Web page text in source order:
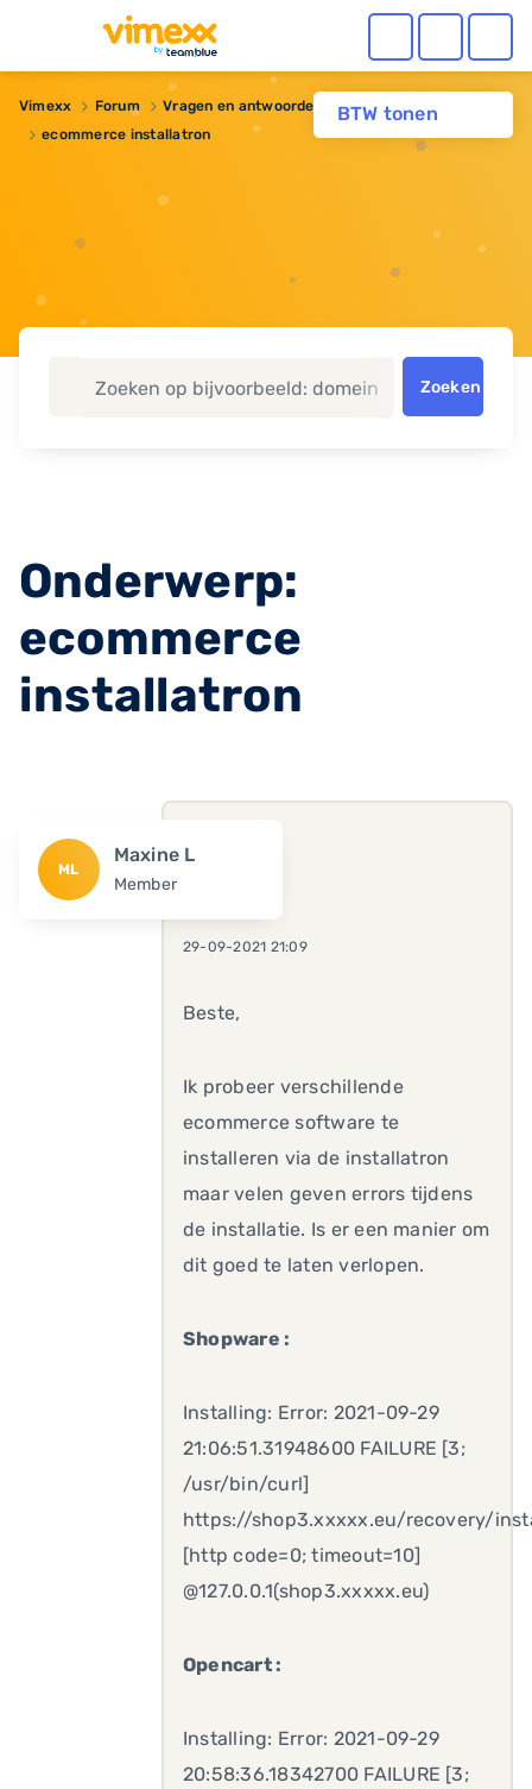
BTW tonen
Vimexx Forum
Vragen en antwoorden
ecommerce installatron
Zoeken
Onderwerp:
ecommerce
installatron
ML
Maxine L
Member
29-09-2021 21:09
Beste,
Ik probeer verschillende
ecommerce software te
installeren via de installatron
maar velen geven errors tijdens
de installatie. Is er een manier om
dit goed te laten verlopen.
Shopware :
Installing: Error: 2021-09-29
21:06:51.31948600 FAILURE [3;
/usr/bin/curl]
https://shop3.xxxxx.eu/recovery/
[http code=0; timeout=10]
@127.0.0.1(shop3.xxxxx.eu)
Opencart :
Installing: Error: 2021-09-29
20:58:36.18342700 FAILURE [3;